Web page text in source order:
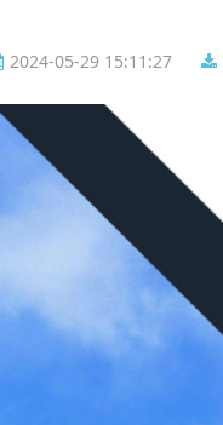
2024-05-29 15:11:27